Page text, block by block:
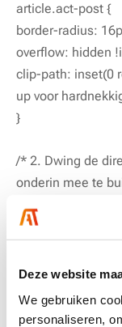
Deze website
We gebruiken
personaliseren,
article.act-post {
border-radius:
overflow: hidden
clip-path: inset(0
up voor
}
/* 2. Dwing de
onderin mee te
article.act-post
article.act-post
border-radius: 0
overflow: hidden
}